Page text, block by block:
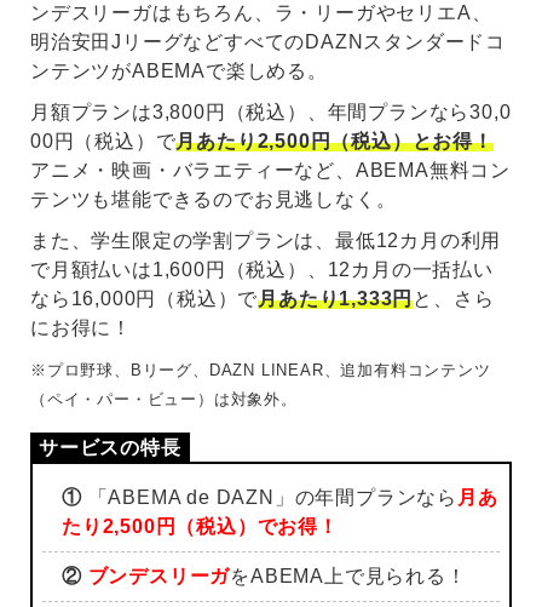
ンデスリーガはもちろん、ラ・リーガやセリエA、
明治安田JリーグなどすべてのDAZNスタンダードコ
ンテンツがABEMAで楽しめる。
月額プランは3,800円（税込）、年間プランなら30,0
00円（税込）で月あたり2,500円（税込）とお得！
アニメ・映画・バラエティーなど、ABEMA無料コン
テンツも堪能できるのでお見逃しなく。
また、学生限定の学割プランは、最低12カ月の利用
で月額払いは1,600円（税込）、12カ月の一括払い
なら16,000円（税込）で月あたり1,333円と、さら
にお得に！
※プロ野球、Bリーグ、DAZN LINEAR、追加有料コンテンツ
（ペイ・パー・ビュー）は対象外。
①「ABEMA de DAZN」の年間プランなら 月あ
たり2,500円（税込）でお得！
② ブンデスリーガをABEMA上で見られる！